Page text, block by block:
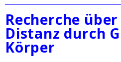
Recherche
Distanz durch
Körper